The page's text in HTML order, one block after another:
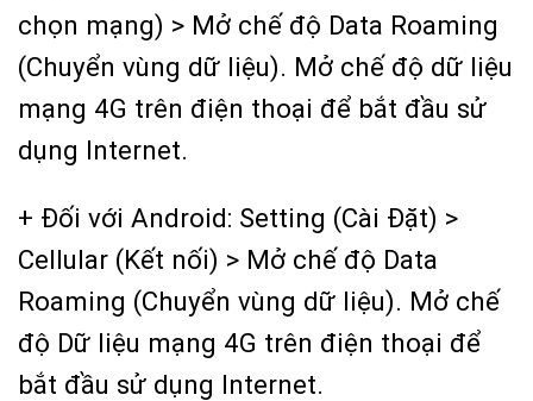
chọn mạng) > Mở chế độ Data Roaming
(Chuyển vùng dữ liệu). Mở chế độ dữ liệu
mạng 4G trên điện thoại để bắt đầu sử
dụng Internet.
+ Đối với Android: Setting (Cài Đặt) >
Cellular (Kết nối) > Mở chế độ Data
Roaming (Chuyển vùng dữ liệu). Mở chế
độ Dữ liệu mạng 4G trên điện thoại để
bắt đầu sử dụng Internet.